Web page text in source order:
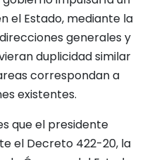
el Estado, mediante la
generales y
duplicidad similar
correspondan a
existentes.
que el presidente
el Decreto 422-20, la